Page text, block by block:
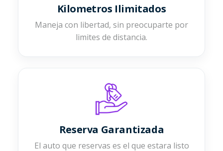
Kilometros Ilimitados
Maneja con libertad, sin preocuparte por
limites de distancia.
Reserva Garantizada
El auto que reservas es el que estara listo